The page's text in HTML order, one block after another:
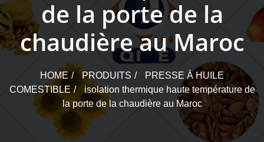
de la porte de la
chaudière au Maroc
HOME PRODUITS
PRESSE À HUILE
COMESTIBLE
isolation thermique haute température de
la porte de la chaudière au Maroc